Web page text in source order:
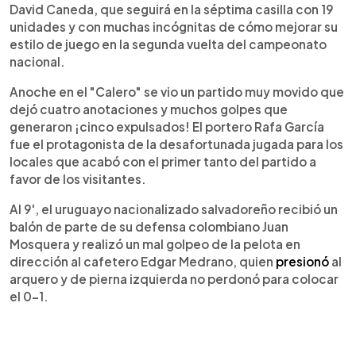
David Caneda, que seguirá en la séptima casilla con 19
unidades y con muchas incógnitas de cómo mejorar su
estilo de juego en la segunda vuelta del campeonato
nacional.
Anoche en el "Calero" se vio un partido muy movido que
dejó cuatro anotaciones y muchos golpes que
generaron ¡cinco expulsados! El portero Rafa García
fue el protagonista de la desafortunada jugada para los
locales que acabó con el primer tanto del partido a
favor de los visitantes.
Al 9', el uruguayo nacionalizado salvadoreño recibió un
balón de parte de su defensa colombiano Juan
Mosquera y realizó un mal golpeo de la pelota en
dirección al cafetero Edgar Medrano, quien presionó al
arquero y de pierna izquierda no perdonó para colocar
el 0-1.